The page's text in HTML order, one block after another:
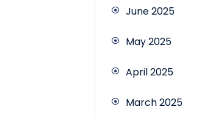
June 2025
May 2025
April 2025
March 2025